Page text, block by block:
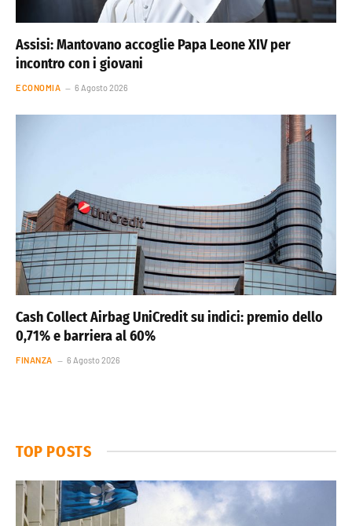
Assisi: Mantovano accoglie Papa Leone XIV per
incontro con i giovani
ECONOMIA 6 Agosto 2026
Cash Collect Airbag UniCredit su indici: premio dello
0,71% e barriera al 60%
FINANZA 6 Agosto 2026
TOP POSTS